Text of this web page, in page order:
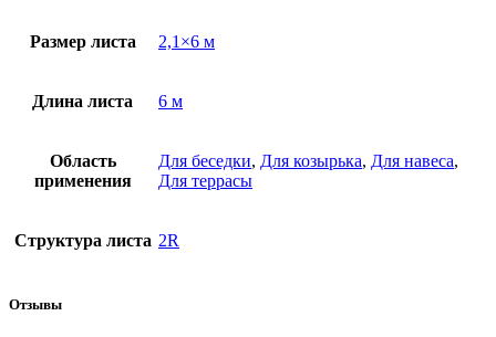
Размер листа 2,1×6 м
Длина листа 6 м
Область
применения
Для беседки, Для козырька, Для навеса,
Для террасы
Структура листа 2R
Отзывы